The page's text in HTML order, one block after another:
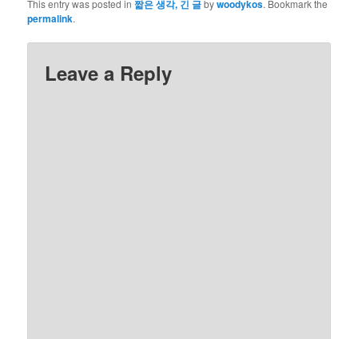
This entry was posted in짧은 생각, 긴 글bywoodykos. Bookmark the
permalink.
Leave a Reply